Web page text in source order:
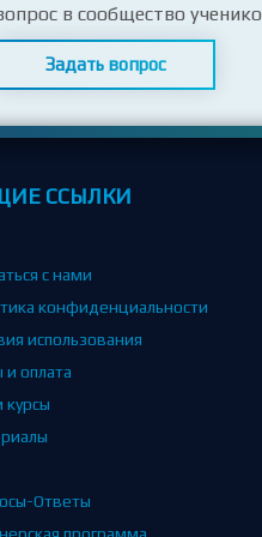
в сообщество
Задать вопрос
ССЫЛКИ
с нами
конфиденциальности
использования
оплата
Ответы